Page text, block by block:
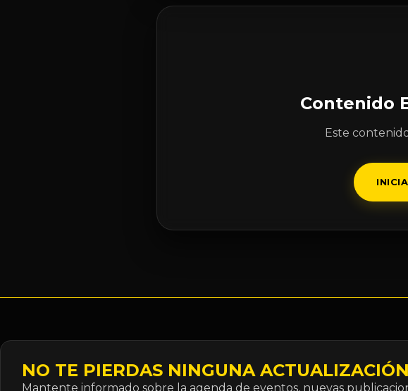
Contenido
Este
NO TE PIERDAS NINGUNA ACTUALIZACIÓN
Mantente informado sobre la agenda de eventos, nuevas